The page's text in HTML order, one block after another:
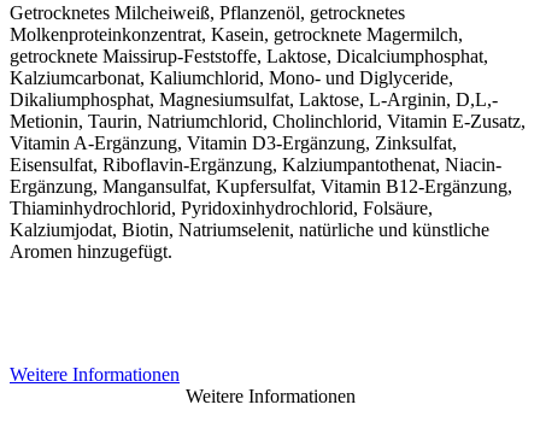
Getrocknetes Milcheiweiß, Pflanzenöl, getrocknetes
Molkenproteinkonzentrat, Kasein, getrocknete Magermilch,
getrocknete Maissirup-Feststoffe, Laktose, Dicalciumphosphat,
Kalziumcarbonat, Kaliumchlorid, Mono- und Diglyceride,
Dikaliumphosphat, Magnesiumsulfat, Laktose, L-Arginin, D,L,-
Metionin, Taurin, Natriumchlorid, Cholinchlorid, Vitamin E-Zusatz,
Vitamin A-Ergänzung, Vitamin D3-Ergänzung, Zinksulfat,
Eisensulfat, Riboflavin-Ergänzung, Kalziumpantothenat, Niacin-
Ergänzung, Mangansulfat, Kupfersulfat, Vitamin B12-Ergänzung,
Thiaminhydrochlorid, Pyridoxinhydrochlorid, Folsäure,
Kalziumjodat, Biotin, Natriumselenit, natürliche und künstliche
Aromen hinzugefügt.
Weitere Informationen
Weitere Informationen